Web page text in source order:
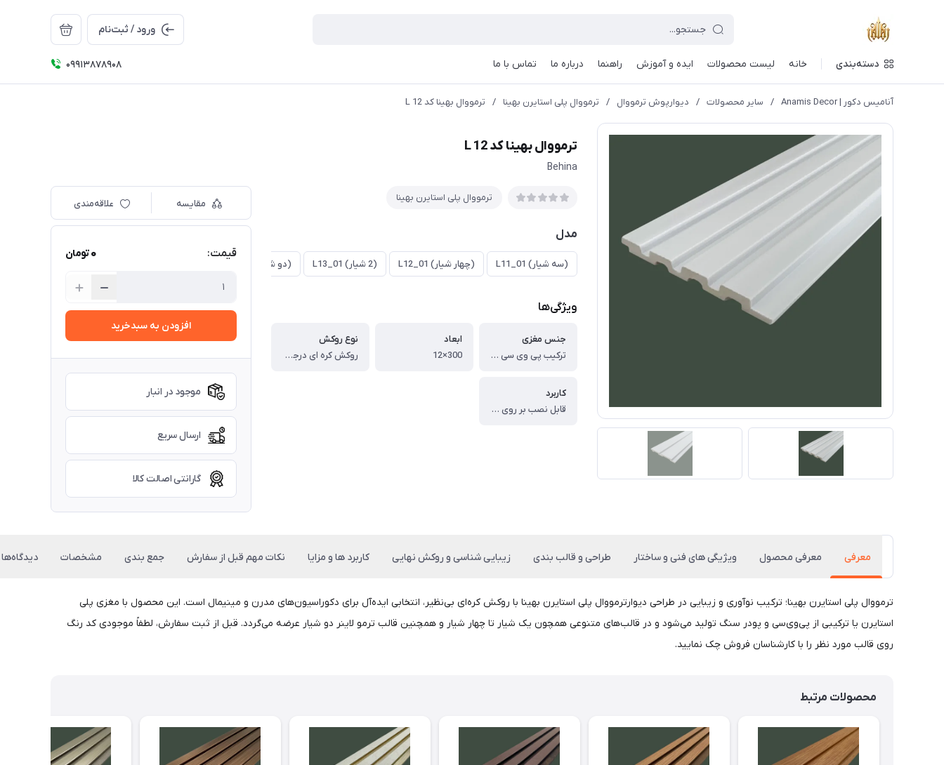
ورود / ثبت‌نام
دسته‌بندی خانه لیست محصولات ایده و آموزش راهنما درباره ما تماس با ما 09913878908
آنامیس دکور | Anamis Decor / سایر محصولات / دیوارپوش ترمووال / ترمووال پلی استایرن بهینا / ترمووال بهینا کد L 12
ترمووال بهینا کد L 12
Behina
ترمووال پلی استایرن بهینا
مدل
(سه شیار) L11_01 (چهار شیار) L12_01 (2 شیار) L13_01 (دو شیار مدل لاینر) L14_01
ویژگی‌ها
جنس مغزی
ترکیب پی وی سی و پودر سنگ
ابعاد
300×12
نوع روکش
روکش کره ای درجه یک
کاربرد
قابل نصب بر روی دیوار و سقف
مقایسه علاقه‌مندی
قیمت: 0تومان
افزودن به سبدخرید
موجود در انبار
ارسال سریع
گارانتی اصالت کالا
معرفی معرفی محصول ویژیگی های فنی و ساختار طراحی و قالب بندی زیبایی شناسی و روکش نهایی کاربرد ها و مزایا نکات مهم قبل از سفارش جمع بندی مشخصات دیدگاه‌ها
ترمووال پلی استایرن بهینا؛ ترکیب نوآوری و زیبایی در طراحی دیوارترمووال پلی استایرن بهینا با روکش کره‌ای بی‌نظیر، انتخابی ایده‌آل برای دکوراسیون‌های مدرن و مینیمال است. این محصول با مغزی پلی
استایرن یا ترکیبی از پی‌وی‌سی و پودر سنگ تولید می‌شود و در قالب‌های متنوعی همچون یک شیار تا چهار شیار و همچنین قالب ترمو لاینر دو شیار عرضه می‌گردد. قبل از ثبت سفارش، لطفاً موجودی کد رنگ
روی قالب مورد نظر را با کارشناسان فروش چک نمایید.
محصولات مرتبط